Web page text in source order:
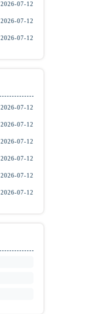
2026-07-12
2026-07-12
2026-07-12
2026-07-12
2026-07-12
2026-07-12
2026-07-12
2026-07-12
2026-07-12